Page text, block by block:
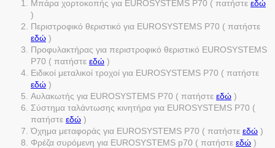
Μπάρα χορτοκοπής για EUROSYSTEMS P70 ( πατήστε εδώ
)
Περιστροφικό θεριστικό για EUROSYSTEMS P70 ( πατήστε
εδώ )
Προφυλακτήρας για περιστροφικό θεριστικό EUROSYSTEMS
P70 ( πατήστε εδώ )
Ειδικοί μεταλικοί τροχοί για EUROSYSTEMS P70 ( πατήστε
εδώ )
Αυλακωτής για EUROSYSTEMS P70 ( πατήστε εδώ )
Σύστημα ταλάντωσης κινητήρα για EUROSYSTEMS P70 (
πατήστε εδώ )
Όχημα μεταφοράς για EUROSYSTEMS P70 ( πατήστε εδώ )
Φρέζα συρόμενη για EUROSYSTEMS p70 ( πατήστε εδώ )